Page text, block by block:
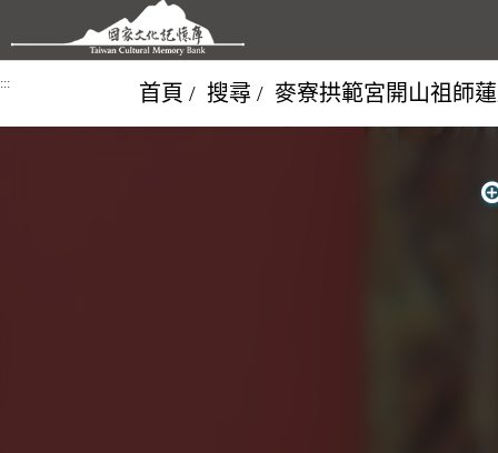
跳到主要內容區塊
::: 首頁 搜尋 麥寮拱範宮開山祖師